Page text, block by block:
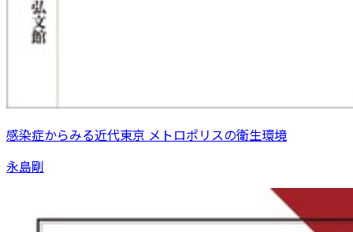
感染症からみる近代東京 メトロポリスの衛生環境
永島剛